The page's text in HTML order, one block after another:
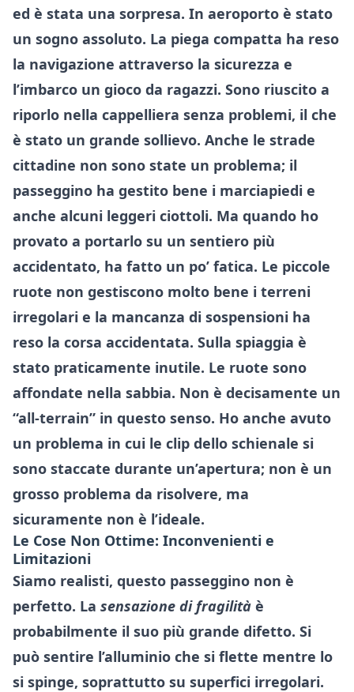
ed è stata una sorpresa. In aeroporto è stato
un sogno assoluto. La piega compatta ha reso
la navigazione attraverso la sicurezza e
l’imbarco un gioco da ragazzi. Sono riuscito a
riporlo nella cappelliera senza problemi, il che
è stato un grande sollievo. Anche le strade
cittadine non sono state un problema; il
passeggino ha gestito bene i marciapiedi e
anche alcuni leggeri ciottoli. Ma quando ho
provato a portarlo su un sentiero più
accidentato, ha fatto un po’ fatica. Le piccole
ruote non gestiscono molto bene i terreni
irregolari e la mancanza di sospensioni ha
reso la corsa accidentata. Sulla spiaggia è
stato praticamente inutile. Le ruote sono
affondate nella sabbia. Non è decisamente un
“all-terrain” in questo senso. Ho anche avuto
un problema in cui le clip dello schienale si
sono staccate durante un’apertura; non è un
grosso problema da risolvere, ma
sicuramente non è l’ideale.
Le Cose Non Ottime: Inconvenienti e
Limitazioni
Siamo realisti, questo passeggino non è
perfetto. La sensazione di fragilità è
probabilmente il suo più grande difetto. Si
può sentire l’alluminio che si flette mentre lo
si spinge, soprattutto su superfici irregolari.